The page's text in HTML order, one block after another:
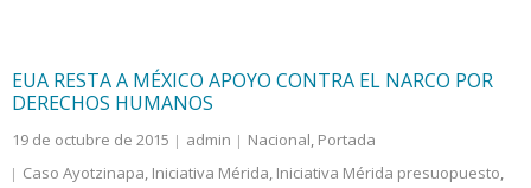
EUA RESTA A MÉXICO APOYO CONTRA EL NARCO POR
DERECHOS HUMANOS
19 de octubre de 2015 admin Nacional, Portada
Caso Ayotzinapa, Iniciativa Mérida, Iniciativa Mérida presuopuesto,